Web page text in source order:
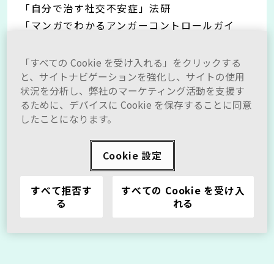
「自分で治す社交不安症」法研
「マンガでわかるアンガーコントロールガイ
「認知行動療法のすべてがわかる本」講談社
「あれこれ気にしすぎて疲れてしまう人へ 精神
科医30年のドクターが教える傷ついた心の完全
リセット術」徳間書店
「ぐるぐると考えてしまう心のクセのなおし
「ナイーブさんを思考のクセから救う本」ワニ
「すべての Cookie を受け入れる」をクリックする
と、サイトナビゲーションを強化し、サイトの使用
状況を分析し、弊社のマーケティング活動を支援す
るために、デバイスに Cookie を保存することに同意
したことになります。
Cookie 設定
すべて拒否す
る
すべての Cookie を受け入
れる